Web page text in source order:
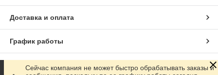
Доставка и оплата
График работы
Полная версия сайта
Сейчас компания не может быстро обрабатывать заказы и